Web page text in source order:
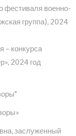
фестиваля военно-
группа), 2024
– конкурса
2024 год
заслуженный